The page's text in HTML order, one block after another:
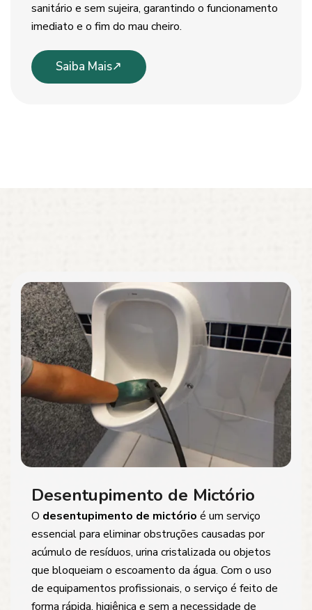
sanitário e sem sujeira, garantindo o funcionamento
imediato e o fim do mau cheiro.
Saiba Mais
Desentupimento de Mictório
O desentupimento de mictório é um serviço
essencial para eliminar obstruções causadas por
acúmulo de resíduos, urina cristalizada ou objetos
que bloqueiam o escoamento da água. Com o uso
de equipamentos profissionais, o serviço é feito de
forma rápida, higiênica e sem a necessidade de